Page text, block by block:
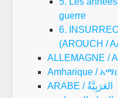
guerre
6.
(AROUCH /
ALLEMAGNE /
Amharique /
ARABE / العَرَبِيَّةُ